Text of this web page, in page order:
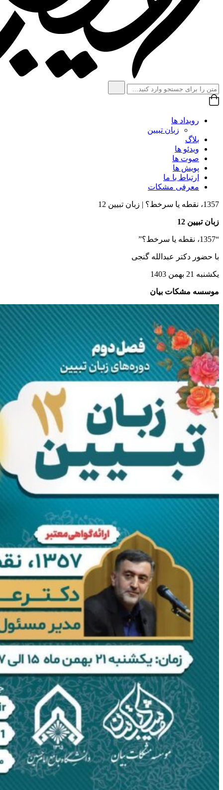
رویداد ها
زبان تبیین
بلاگ
ویدئو ها
صوت ها
پویش ها
ارتباط با ما
معرفی مشکات
1357، نقطه یا سرخط؟ | زبان تبیین 12
زبان تبیین 12
“1357، نقطه یا سرخط؟”
با حضور دکتر عبدالله گنجی
یکشنبه 21 بهمن 1403
موسسه مشکات بیان